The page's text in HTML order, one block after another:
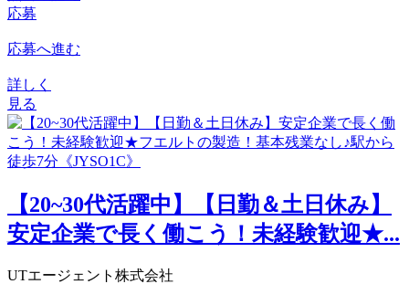
応募
応募へ進む
詳しく
見る
【20~30代活躍中】【日勤＆土日休み】
安定企業で長く働こう！未経験歓迎★...
UTエージェント株式会社